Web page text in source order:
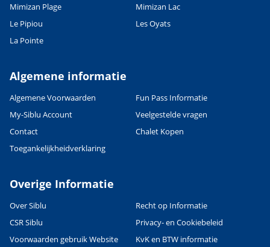
Mimizan Plage
Mimizan Lac
Le Pipiou
Les Oyats
La Pointe
Algemene informatie
Algemene Voorwaarden
Fun Pass Informatie
My-Siblu Account
Veelgestelde vragen
Contact
Chalet Kopen
Toegankelijkheidverklaring
Overige Informatie
Over Siblu
Recht op Informatie
CSR Siblu
Privacy- en Cookiebeleid
Voorwaarden gebruik Website
KvK en BTW informatie